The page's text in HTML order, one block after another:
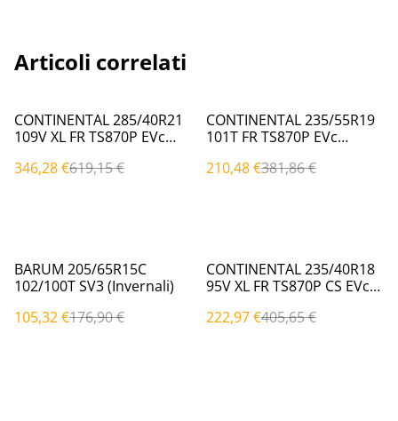
Articoli correlati
%
CONTINENTAL 285/40R21
109V XL FR TS870P EVc
346,28 €619,15 €
%
CONTINENTAL 235/55R19
101T FR TS870P EVc
210,48 €381,86 €
%
BARUM 205/65R15C
102/100T SV3 (Invernali)
105,32 €176,90 €
%
CONTINENTAL 235/40R18
95V XL FR TS870P CS EVc
222,97 €405,65 €